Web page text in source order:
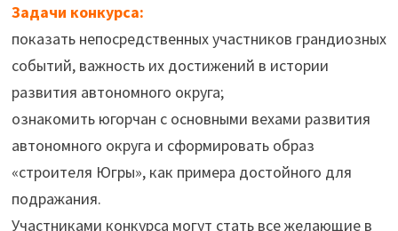
Задачи конкурса:
показать непосредственных участников грандиозных
событий, важность их достижений в истории
развития автономного округа;
ознакомить югорчан с основными вехами развития
автономного округа и сформировать образ
«строителя Югры», как примера достойного для
подражания.
Участниками конкурса могут стать все желающие в